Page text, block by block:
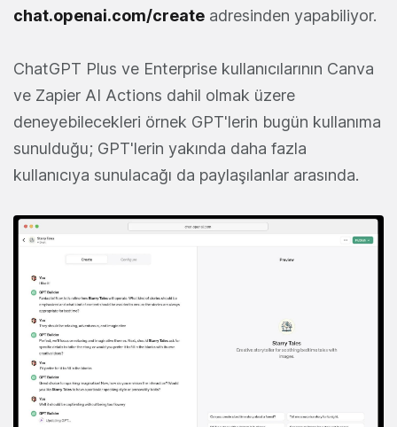
chat.openai.com/create adresinden yapabiliyor.
ChatGPT Plus ve Enterprise kullanıcılarının Canva
ve Zapier AI Actions dahil olmak üzere
deneyebilecekleri örnek GPT'lerin bugün kullanıma
sunulduğu; GPT'lerin yakında daha fazla
kullanıcıya sunulacağı da paylaşılanlar arasında.